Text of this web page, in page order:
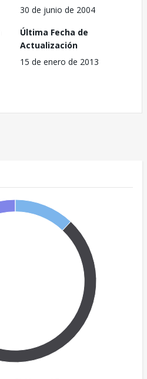
30 de junio de 2004
Última Fecha de
Actualización
15 de enero de 2013